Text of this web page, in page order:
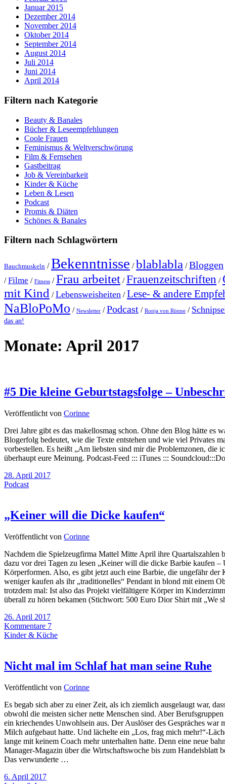
Januar 2015
Dezember 2014
November 2014
Oktober 2014
September 2014
August 2014
Juli 2014
Juni 2014
April 2014
Filtern nach Kategorie
Beauty & Banales
Bücher & Leseempfehlungen
Coole Frauen
Feminismus & Weltverschwörung
Film & Fernsehen
Gastbeitrag
Job & Vereinbarkeit
Kinder & Küche
Leben & Lesen
Podcast
Promis & Diäten
Schönes & Banales
Filtern nach Schlagwörtern
Bauchmuskeln /Bekenntnisse /blablabla /Bloggen
/Filme / Fitness /Frau arbeitet /Frauenzeitschriften /
mit Kind /Lebensweisheiten /Lese- & andere
NaBloPoMo / Newsletter /Podcast / Ronja von Rönne /
das an!
Monate: April 2017
#5 Die kleine Geburtstagsfolge –
Veröffentlicht von Corinne
Drei Jahre gibt es das makellosmag schon. Ohne den Blog hätte es
Blogerfolg bedeutet, wie die Texte entstehen und wie viel Privates
vorbestellen. Es heißt „Am liebsten sind mir die Problemzonen, die
überhaupt eure Meinung. Podcast-Feed ::: iTunes :::
28. April 2017
Podcast
„Keiner will die Dicke kaufen“
Veröffentlicht von Corinne
Nachdem die Spielzeugfirma Mattel Mitte April ihre Quartalszahlen
dazu vor drei Tagen zu lesen „Keiner will die dicke Barbie kaufen
Körperformen. Also, es gibt jetzt auch eine Barbie, die ungefähr
weniger kaufen als ihr „traditionelles“ Pendant in blond mit einem
trotzdem mal: Ist also das Projekt vielfältigere Körper im
überall zu hören bekamen (Stichwort: 500 Euro Dior Shirt mit
26. April 2017
Kommentare 7
Kinder & Küche
Nicht mal im Schlaf hat man seine Ruhe
Veröffentlicht von Corinne
Es begab sich aber zu einer Zeit, als ich ziemlich ausgelaugt war,
obwohl die meisten sicher nette Menschen sind. Aber
ein kriechendes Unwohlsein aus. Der Auslöser des Gespräches
Milch aufgebaut hatte. Und lächelte ein „Los, frag mich mehr!“-
lange mit keinem Coach mehr unterhalten hatte. Denn eine neue
Manager-Magazin über die Wirtschaftswoche bis zum Handelsblatt
Das verwunderte …
6. April 2017